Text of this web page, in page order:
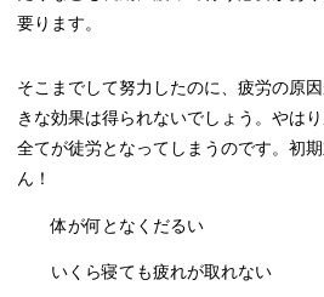
要ります。
そこまでして努力したのに、疲労の原
きな効果は得られないでしょう。やは
全てが徒労となってしまうのです。初
ん！
体が何となくだるい
いくら寝ても疲れが取れない